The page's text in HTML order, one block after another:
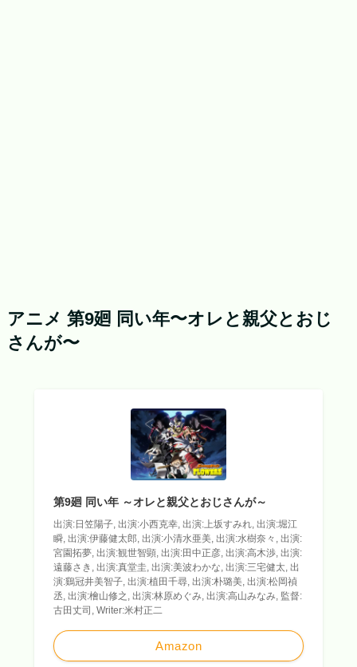
アニメ 第9廻 同い年〜オレと親父とおじ
さんが〜
第9廻 同い年 ～オレと親父とおじさんが～
出演:日笠陽子, 出演:小西克幸, 出演:上坂すみれ, 出演:堀江
瞬, 出演:伊藤健太郎, 出演:小清水亜美, 出演:水樹奈々, 出演:
宮園拓夢, 出演:観世智顕, 出演:田中正彦, 出演:高木渉, 出演:
遠藤さき, 出演:真堂圭, 出演:美波わかな, 出演:三宅健太, 出
演:鷄冠井美智子, 出演:植田千尋, 出演:朴璐美, 出演:松岡禎
丞, 出演:檜山修之, 出演:林原めぐみ, 出演:高山みなみ, 監督:
古田丈司, Writer:米村正二
Amazon